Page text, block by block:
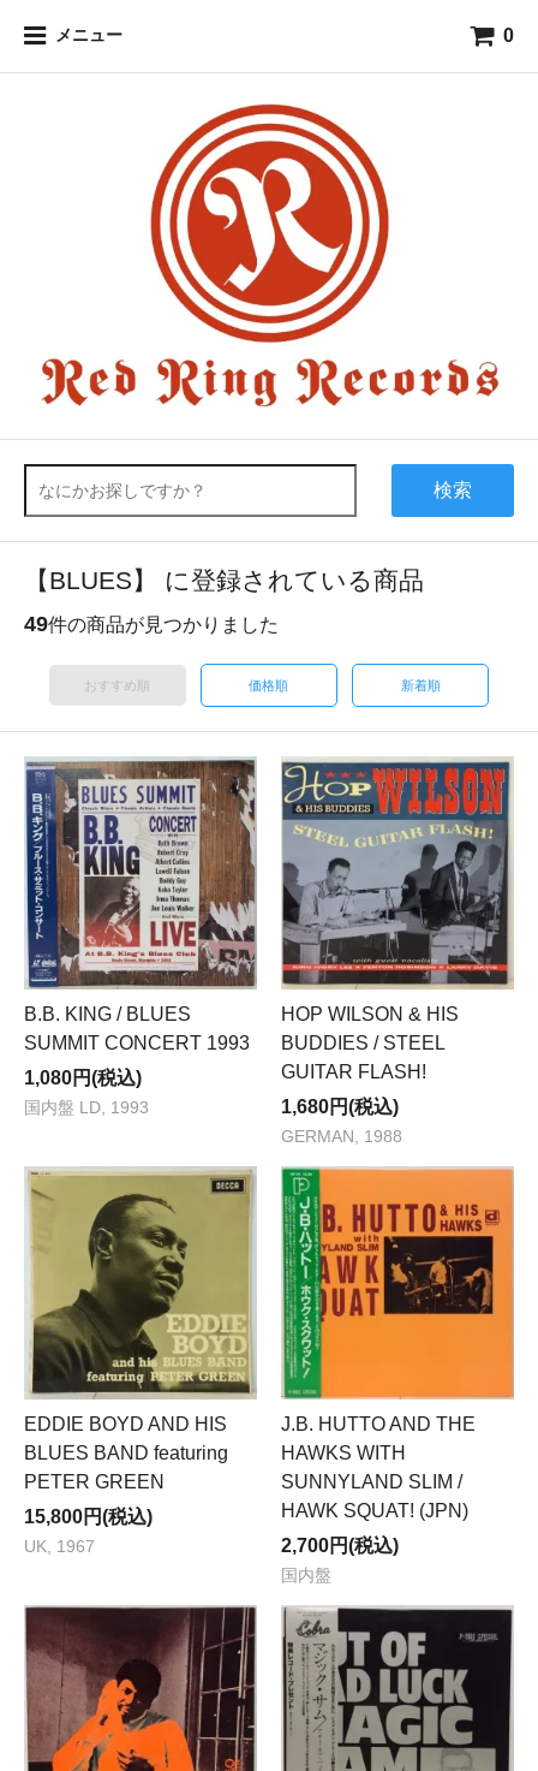
メニュー 0
検索
【BLUES】 に登録されている商品
49件の商品が見つかりました
おすすめ順 価格順 新着順
B.B. KING / BLUES
SUMMIT CONCERT 1993
1,080円(税込)
国内盤 LD, 1993
HOP WILSON & HIS
BUDDIES / STEEL
GUITAR FLASH!
1,680円(税込)
GERMAN, 1988
EDDIE BOYD AND HIS
BLUES BAND featuring
PETER GREEN
15,800円(税込)
UK, 1967
J.B. HUTTO AND THE
HAWKS WITH
SUNNYLAND SLIM /
HAWK SQUAT! (JPN)
2,700円(税込)
国内盤